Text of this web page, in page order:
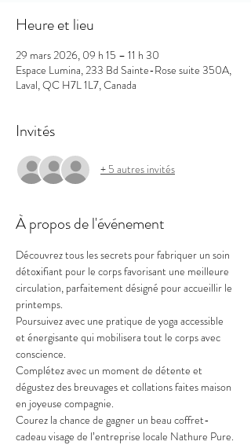
Heure et lieu
29 mars 2026, 09 h 15 – 11 h 30
Espace Lumina, 233 Bd Sainte-Rose suite 350A,
Laval, QC H7L 1L7, Canada
Invités
+ 5 autres invités
À propos de l'événement
Découvrez tous les secrets pour fabriquer un soin
détoxifiant pour le corps favorisant une meilleure
circulation, parfaitement désigné pour accueillir le
printemps.
Poursuivez avec une pratique de yoga accessible
et énergisante qui mobilisera tout le corps avec
conscience.
Complétez avec un moment de détente et
dégustez des breuvages et collations faites maison
en joyeuse compagnie.
Courez la chance de gagner un beau coffret-
cadeau visage de l’entreprise locale Nathure Pure.